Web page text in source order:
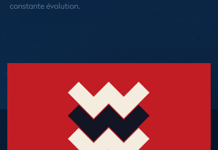
constante évolution.